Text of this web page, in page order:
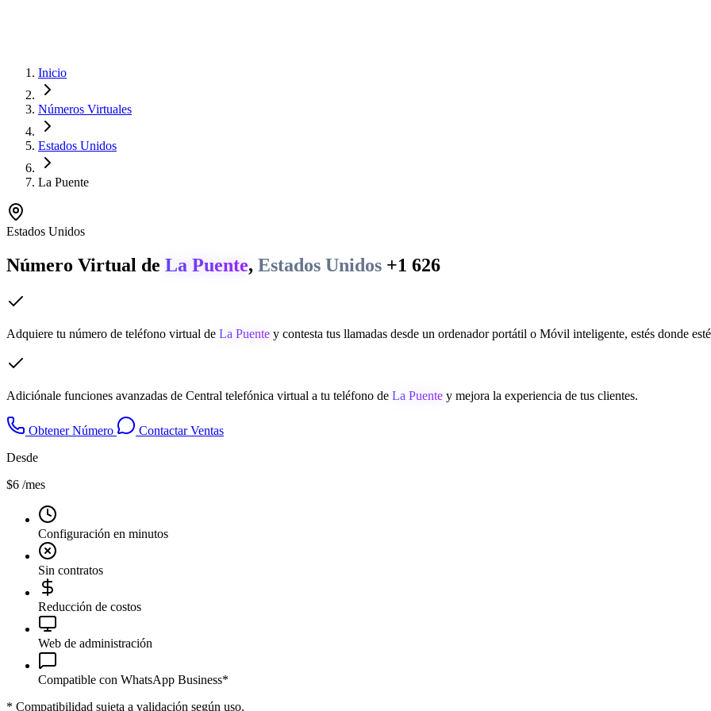
Inicio
Números Virtuales
Estados Unidos
La Puente
Estados Unidos
Número Virtual de La Puente, Estados Unidos +1 626
Adquiere tu número de teléfono virtual de La Puente y contesta tus llamadas desde un ordenador portátil o Móvil inteligente, estés donde
Adiciónale funciones avanzadas de Central telefónica virtual a tu teléfono de La Puente y mejora la experiencia de tus clientes.
Obtener Número
Contactar Ventas
Desde
$6 /mes
Configuración en minutos
Sin contratos
Reducción de costos
Web de administración
Compatible con WhatsApp Business*
* Compatibilidad sujeta a validación según uso.